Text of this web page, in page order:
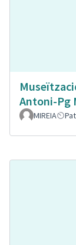
Antoni-Pg
MIREIA